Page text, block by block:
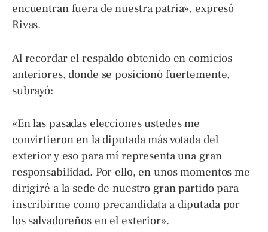
encuentran fuera de nuestra patria», expresó
Rivas.
Al recordar el respaldo obtenido en comicios
anteriores, donde se posicionó fuertemente,
subrayó:
«En las pasadas elecciones ustedes me
convirtieron en la diputada más votada del
exterior y eso para mí representa una gran
responsabilidad. Por ello, en unos momentos me
dirigiré a la sede de nuestro gran partido para
inscribirme como precandidata a diputada por
los salvadoreños en el exterior».